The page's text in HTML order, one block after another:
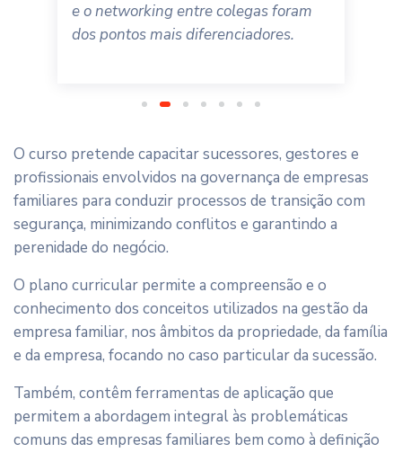
e o networking entre colegas foram
dos pontos mais diferenciadores.
O curso pretende capacitar sucessores, gestores e
profissionais envolvidos na governança de empresas
familiares para conduzir processos de transição com
segurança, minimizando conflitos e garantindo a
perenidade do negócio.
O plano curricular permite a compreensão e o
conhecimento dos conceitos utilizados na gestão da
empresa familiar, nos âmbitos da propriedade, da família
e da empresa, focando no caso particular da sucessão.
Também, contêm ferramentas de aplicação que
permitem a abordagem integral às problemáticas
comuns das empresas familiares bem como à definição